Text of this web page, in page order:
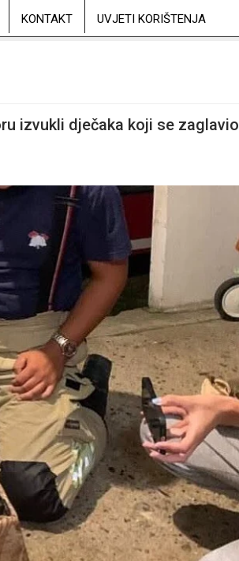
KONTAKT UVJETI KORIŠTENJA
izvukli dječaka koji se zaglavio